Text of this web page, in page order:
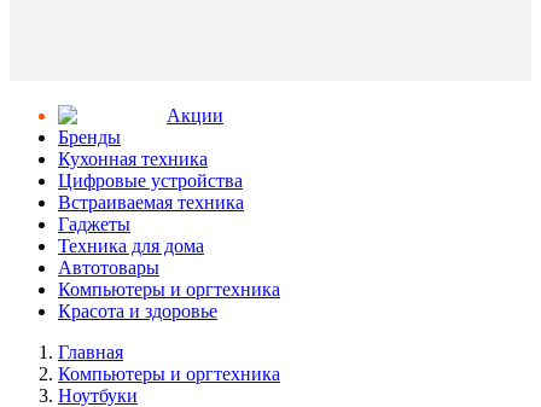
Aкции
Бренды
Кухонная техника
Цифровые устройства
Встраиваемая техника
Гаджеты
Техника для дома
Автотовары
Компьютеры и оргтехника
Красота и здоровье
Главная
Компьютеры и оргтехника
Ноутбуки